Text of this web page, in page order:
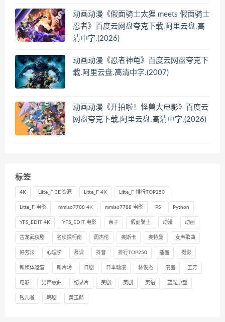
动画动漫《假面骑士太狸 meets 假面骑士
忍者》百度云网盘夸克下载.阿里云盘.高
清中字.(2026)
动画动漫《忍者神龟》百度云网盘夸克下
载.阿里云盘.高清中字.(2007)
动画动漫《开拍啦！怪兽大电影》百度云
网盘夸克下载.阿里云盘.高清中字.(2026)
标签
4K Litte_F 3D资源 Litte_F 4K Litte_F 排行TOP250
Litte_F 电影 mmiao7788 4K mmiao7788 电影 PS Python
YFS_EDIT 4K YFS_EDIT 电影 亲子 假面骑士 动漫 动画
古龙武侠剧 名侦探柯南 周杰伦 奥斯卡 奥特曼 女声歌曲
好芳法 心理学 慕课 抖音 排行TOP250 插画 摄影
新媒体运营 新片场 日剧 日本动漫 林俊杰 漫画 王芳
电影 男声歌曲 纪录片 美剧 英剧 英语 蓝光原盘
钱儿爸 韩剧 黄玉郎